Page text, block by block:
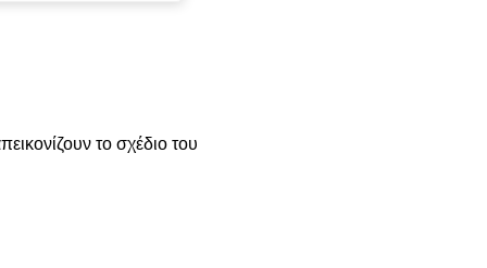
το σχέδιο του